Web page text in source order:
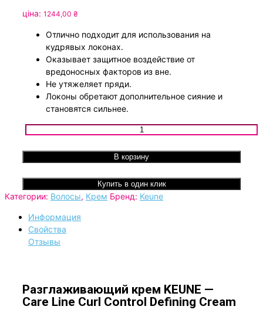
ціна: 1244,00 ₴
Отлично подходит для использования на
кудрявых локонах.
Оказывает защитное воздействие от
вредоносных факторов из вне.
Не утяжеляет пряди.
Локоны обретают дополнительное сияние и
становятся сильнее.
Количество товара Разглаживающий крем KEUNE - Care
В корзину
Купить в один клик
Категории: Волосы, Крем Бренд: Keune
Информация
Свойства
Отзывы
Разглаживающий крем KEUNE —
Care Line Curl Control Defining Cream